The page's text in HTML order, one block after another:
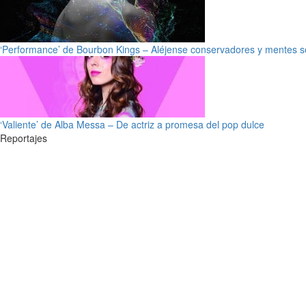
‘Performance’ de Bourbon Kings – Aléjense conservadores y mentes
‘Valiente’ de Alba Messa – De actriz a promesa del pop dulce
Reportajes